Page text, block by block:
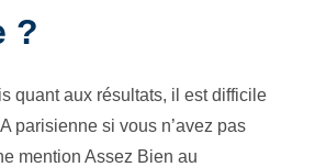
?
quant aux résultats, il est difficile
parisienne si vous n’avez pas
mention Assez Bien au